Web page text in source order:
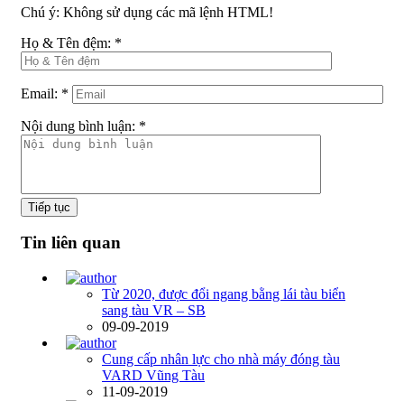
Chú ý: Không sử dụng các mã lệnh HTML!
Họ & Tên đệm: *
Email: *
Nội dung bình luận: *
Tiếp tục
Tin liên quan
Từ 2020, được đổi ngang bằng lái tàu biển
sang tàu VR – SB
09-09-2019
Cung cấp nhân lực cho nhà máy đóng tàu
VARD Vũng Tàu
11-09-2019